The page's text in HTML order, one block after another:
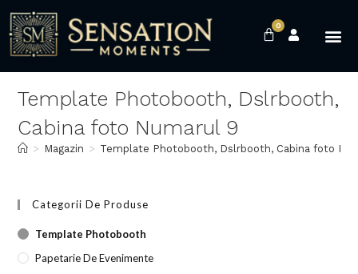
0
Template Photobooth, Dslrbooth,
Cabina foto Numarul 9
> Magazin > Template Photobooth, Dslrbooth, Cabina foto
Categorii De Produse
Template Photobooth
Papetarie De Evenimente